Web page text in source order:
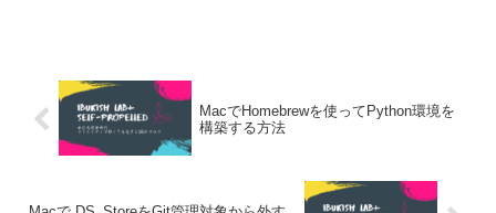
MacでHomebrewを使ってPython環境を
構築する方法